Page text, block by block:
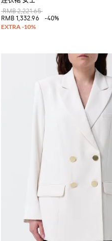
RMB 2,221.65
RMB 1,332.96
-40%